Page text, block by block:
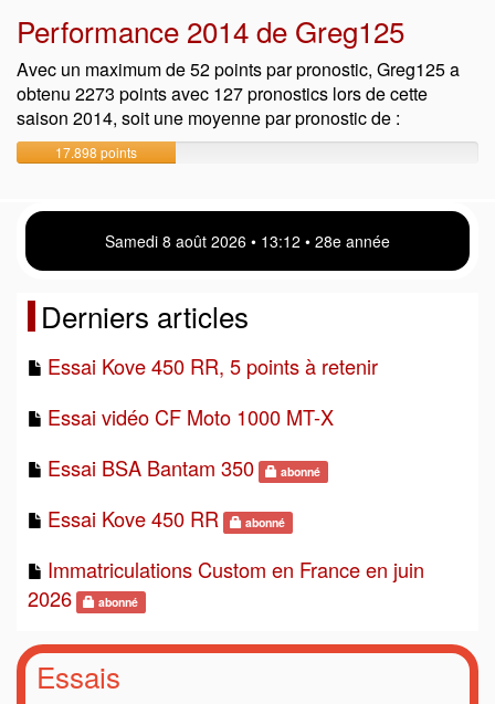
Performance 2014 de Greg125
Avec un maximum de 52 points par pronostic, Greg125 a
obtenu 2273 points avec 127 pronostics lors de cette
saison 2014, soit une moyenne par pronostic de :
17.898 points
Samedi 8 août 2026 • 13 12 • 28e année
Derniers articles
Essai Kove 450 RR, 5 points à retenir
Essai vidéo CF Moto 1000 MT-X
Essai BSA Bantam 350
abonné
Essai Kove 450 RR abonné
Immatriculations Custom en France en juin
2026
abonné
Essais